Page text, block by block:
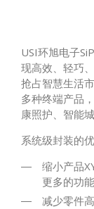
USI环旭电子
现高效、轻巧
抢占智慧生活
多种终端产品
康照护、智能
系统级封装的
缩小产品
更多的功能
减少零件